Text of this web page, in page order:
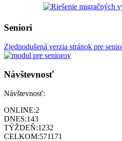
Seniori
Zjednodušená verzia stránok pre
Návštevnosť
Návštevnosť:
ONLINE:2
DNES:143
TÝŽDEŇ:1232
CELKOM:571171